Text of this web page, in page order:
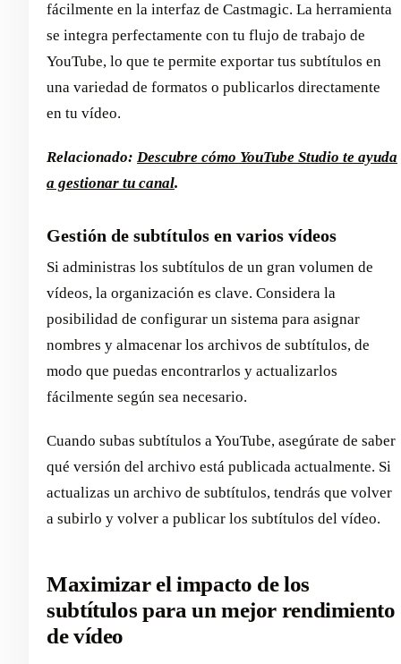
fácilmente en la interfaz de Castmagic. La herramienta
se integra perfectamente con tu flujo de trabajo de
YouTube, lo que te permite exportar tus subtítulos en
una variedad de formatos o publicarlos directamente
en tu vídeo.
Relacionado: Descubre cómo YouTube Studio te ayuda
a gestionar tu canal.
Gestión de subtítulos en varios vídeos
Si administras los subtítulos de un gran volumen de
vídeos, la organización es clave. Considera la
posibilidad de configurar un sistema para asignar
nombres y almacenar los archivos de subtítulos, de
modo que puedas encontrarlos y actualizarlos
fácilmente según sea necesario.
Cuando subas subtítulos a YouTube, asegúrate de saber
qué versión del archivo está publicada actualmente. Si
actualizas un archivo de subtítulos, tendrás que volver
a subirlo y volver a publicar los subtítulos del vídeo.
Maximizar el impacto de los
subtítulos para un mejor rendimiento
de vídeo